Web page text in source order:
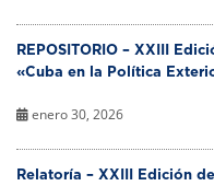
REPOSITORIO – XXIII
«Cuba en la Política
enero 30, 2026
Relatoría – XXIII Edición